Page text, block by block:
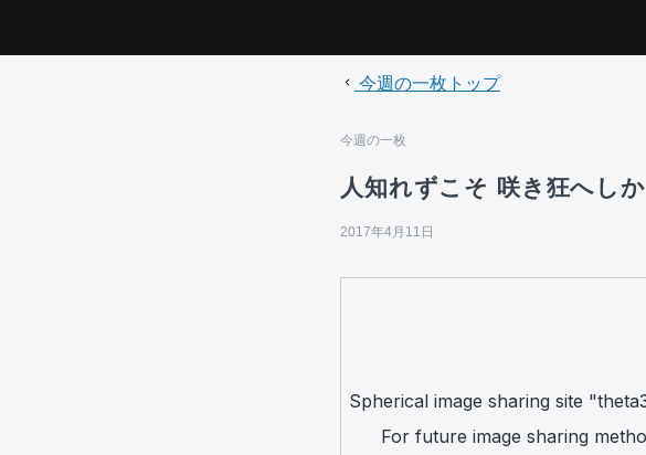
今週の一枚トップ
今週の一枚
人知れずこそ 咲き狂へしか
2017年4月11日